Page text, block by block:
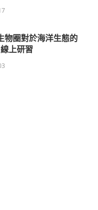
物圈對於海洋生態的
上研習